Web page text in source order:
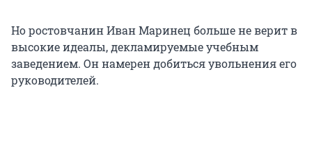
Но ростовчанин Иван Маринец больше не верит в
высокие идеалы, декламируемые учебным
заведением. Он намерен добиться увольнения его
руководителей.